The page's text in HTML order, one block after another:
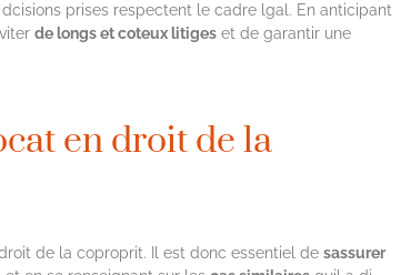
prises respectent le cadre lgal. En anticipant
de longs et coteux litiges et de garantir une
en droit de la
de la coproprit. Il est donc essentiel de sassurer